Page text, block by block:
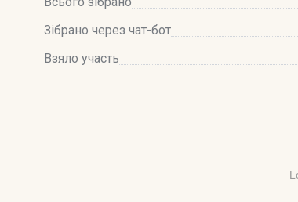
Зібрано через чат-бот
Взяло участь